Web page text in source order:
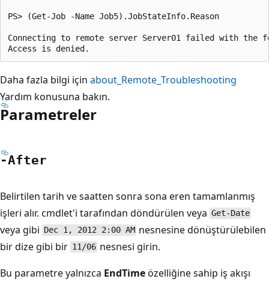
PS> (Get-Job -Name Job5).JobStateInfo.Reason
Connecting to remote server Server01 failed with the
Daha fazla bilgi için about_Remote_Troubleshooting
Yardım konusuna bakın.
Parametreler
-After
Belirtilen tarih ve saatten sonra sona eren tamamlanmış
işleri alır. cmdlet'i tarafından döndürülen veya Get-Date
veya gibi Dec 1, 2012 2:00 AM nesnesine dönüştürülebilen
bir dize gibi bir 11/06 nesnesi girin.
Bu parametre yalnızca EndTimeözelliğine sahip iş akışı